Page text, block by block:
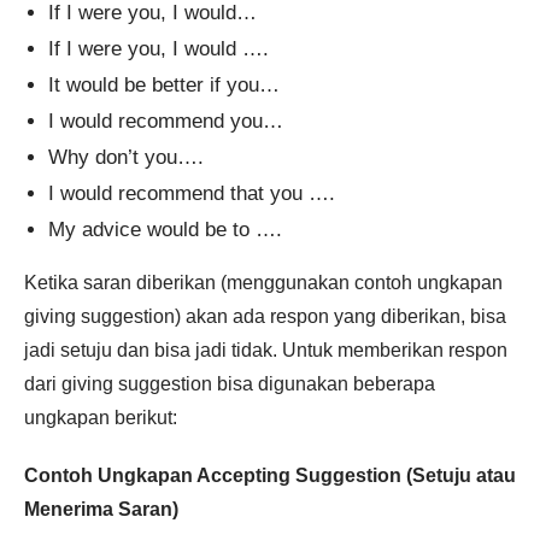
If I were you, I would…
If I were you, I would ….
It would be better if you…
I would recommend you…
Why don’t you….
I would recommend that you ….
My advice would be to ….
Ketika saran diberikan (menggunakan contoh ungkapan
giving suggestion) akan ada respon yang diberikan, bisa
jadi setuju dan bisa jadi tidak. Untuk memberikan respon
dari giving suggestion bisa digunakan beberapa
ungkapan berikut:
Contoh Ungkapan Accepting Suggestion (Setuju atau
Menerima Saran)